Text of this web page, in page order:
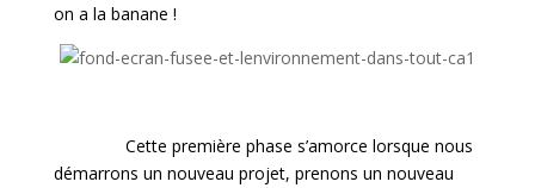
on a la banane !
Cette première phase s’amorce lorsque nous
démarrons un nouveau projet, prenons un nouveau